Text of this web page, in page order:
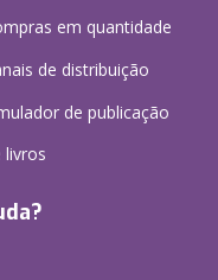
em quantidade
de distribuição
de publicação
livros